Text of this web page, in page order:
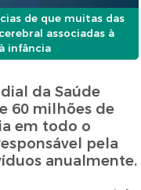
de que muitas das
associadas à
infância
da Saúde
60 milhões de
em todo o
pela
anualmente.